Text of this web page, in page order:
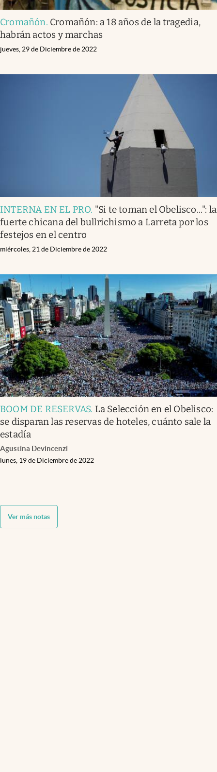
Cromañón. Cromañón: a 18 años de la tragedia,
habrán actos y marchas
jueves, 29 de Diciembre de 2022
INTERNA EN EL PRO. "Si te toman el Obelisco...": la
fuerte chicana del bullrichismo a Larreta por los
festejos en el centro
miércoles, 21 de Diciembre de 2022
BOOM DE RESERVAS. La Selección en el Obelisco:
se disparan las reservas de hoteles, cuánto sale la
estadía
Agustina Devincenzi
lunes, 19 de Diciembre de 2022
Ver más notas